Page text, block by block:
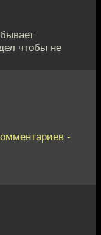
чтобы не
-